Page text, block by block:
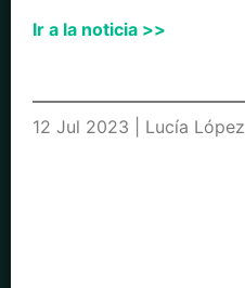
Ir a la noticia >>
12 Jul 2023 | Lucía López